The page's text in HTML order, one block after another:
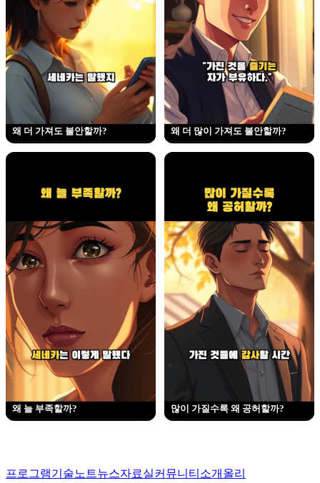
왜 더 가져도 불안할까? 왜 더 많이 가져도 불안할까?
왜 늘 부족할까? 많이 가질수록 왜 공허할까?
프로그램기술노트뉴스자료실커뮤니티 소개 올리